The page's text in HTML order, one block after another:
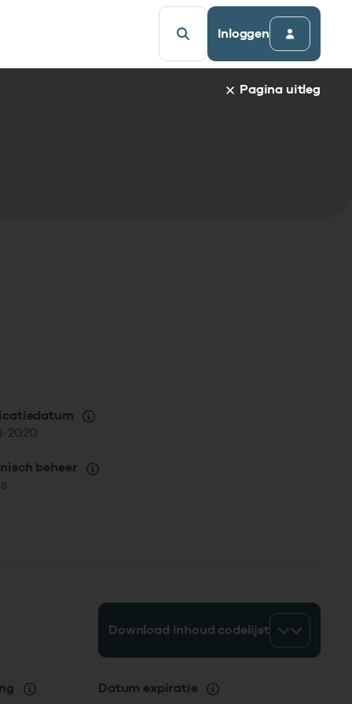
Inloggen
Pagina uitleg
2020
beheer
Download inhoud codelijst
Datum expiratie